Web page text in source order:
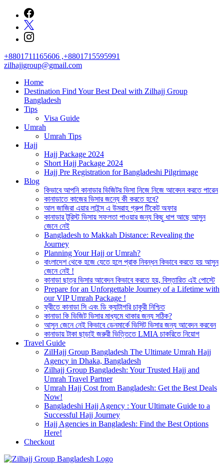
content
+8801711165606 ,+8801715595991
zilhajjgroup@gmail.com
Home
Destination Find Your Best Deal with Zilhajj Group
Bangladesh
Tips
Visa Guide
Umrah
Umrah Tips
Hajj
Hajj Package 2024
Short Hajj Package 2024
Hajj Pre Registration for Bangladeshi Pilgrimage
Blog
কিভাবে আপনি কানাডার ভিজিটর ভিসা নিজে নিজে আবেদন করতে পারেন
কানাডাতে কাজের ভিসার জন্যে কী করতে হবে?
আল জাজিরা এয়ার লাইন্স এ উমরাহ গ্রুপ টিকেট অফার
কানাডার টুরিস্ট ভিসায় সফলতা পাওয়ার জন্য কিছু ধাপ আছে আসুন
জেনে নেই
Bangladesh to Makkah Distance: Revealing the
Journey
Planning Your Hajj or Umrah?
বাংলাদেশ থেকে হজে যেতে হলে প্রাক নিবন্ধন কিভাবে করতে হয় আসুন
জেনে নেই !
কানাডা ছাত্র ভিসার আবেদন কিভাবে করতে হয়, বিস্তারিত এই পোস্টে
Prepare for an Unforgettable Journey of a Lifetime with
our VIP Umrah Package !
ফ্রীতে কানাডা সি এবং ডি ক্যাটাগরি চাকুরী নিশ্চিত
কানাডা কি ভিজিট ভিসার মাধ্যমে থাকার জন্য সঠিক?
আসুন জেনে নেই কিভাবে ডেনমার্কে ভিসিট ভিসার জন্য আবেদন করবেন
কানাডায় টাকা ছাড়াই জরুরী ভিত্তিতে LMIA চাকরিতে নিয়োগ
Travel Guide
ZilHajj Group Bangladesh The Ultimate Umrah Hajj
Agency in Dhaka, Bangladesh
Zilhajj Group Bangladesh: Your Trusted Hajj and
Umrah Travel Partner
Umrah Hajj Cost from Bangladesh: Get the Best Deals
Now!
Bangladeshi Hajj Agency : Your Ultimate Guide to a
Successful Hajj Journey
Hajj Agencies in Bangladesh: Find the Best Options
Here!
Checkout